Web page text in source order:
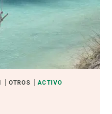
OTROS ACTIVO